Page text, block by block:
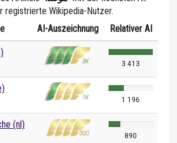
registrierte Wikipedia-Nutzer.
AI-Auszeichnung Relativer AI
3 413
1 196
(nl)
890